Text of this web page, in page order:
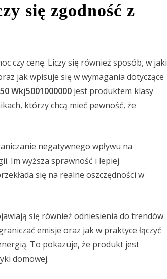
się zgodność z
czy cenę. Liczy się również sposób, w jaki
jak wpisuje się w wymagania dotyczące
Wkj5001000000 jest produktem klasy
którzy chcą mieć pewność, że
negatywnego wpływu na
Im wyższa sprawność i lepiej
się na realne oszczędności w
się również odniesienia do trendów
emisje oraz jak w praktyce łączyć
To pokazuje, że produkt jest
domowej.